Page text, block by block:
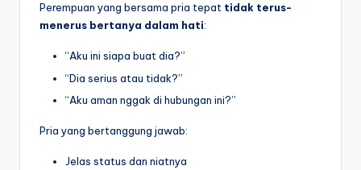
Perempuan yang bersama pria tepat tidak terus-
menerus bertanya dalam hati:
“Aku ini siapa buat dia?”
“Dia serius atau tidak?”
“Aku aman nggak di hubungan ini?”
Pria yang bertanggung jawab:
Jelas status dan niatnya